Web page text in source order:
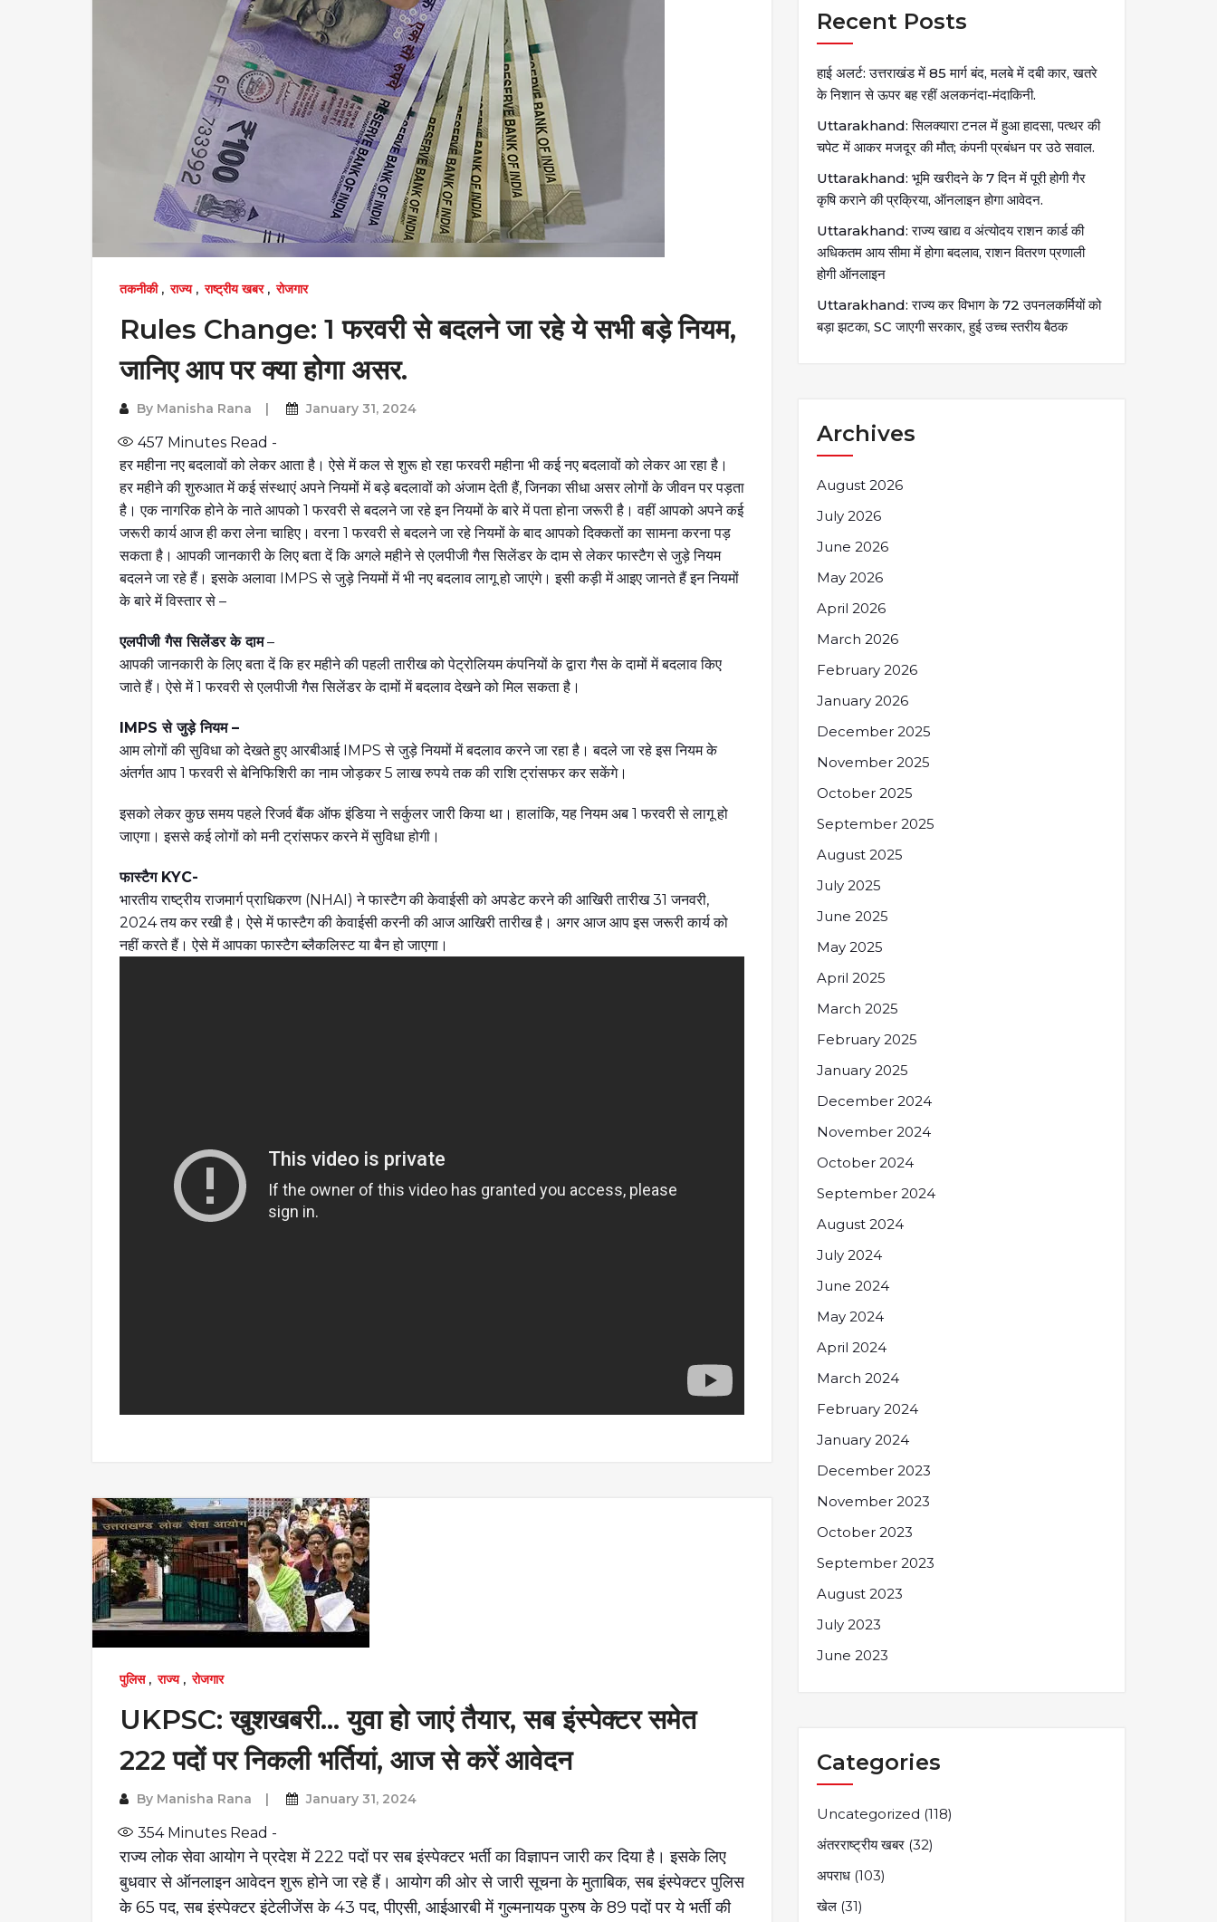
तकनीकी, राज्य, राष्ट्रीय खबर, रोजगार
Rules Change: 1 फरवरी से बदलने जा रहे ये सभी बड़े नियम,
जानिए आप पर क्या होगा असर.
By Manisha Rana January 31, 2024
457 Minutes Read -
हर महीना नए बदलावों को लेकर आता है। ऐसे में कल से शुरू हो रहा फरवरी महीना भी कई नए बदलावों को लेकर आ रहा है।
हर महीने की शुरुआत में कई संस्थाएं अपने नियमों में बड़े बदलावों को अंजाम देती हैं, जिनका सीधा असर लोगों के जीवन पर पड़ता
है। एक नागरिक होने के नाते आपको 1 फरवरी से बदलने जा रहे इन नियमों के बारे में पता होना जरूरी है। वहीं आपको अपने कई
जरूरी कार्य आज ही करा लेना चाहिए। वरना 1 फरवरी से बदलने जा रहे नियमों के बाद आपको दिक्कतों का सामना करना पड़
सकता है। आपकी जानकारी के लिए बता दें कि अगले महीने से एलपीजी गैस सिलेंडर के दाम से लेकर फास्टैग से जुड़े नियम
बदलने जा रहे हैं। इसके अलावा IMPS से जुड़े नियमों में भी नए बदलाव लागू हो जाएंगे। इसी कड़ी में आइए जानते हैं इन नियमों
के बारे में विस्तार से –
एलपीजी गैस सिलेंडर के दाम–
आपकी जानकारी के लिए बता दें कि हर महीने की पहली तारीख को पेट्रोलियम कंपनियों के द्वारा गैस के दामों में बदलाव किए
जाते हैं। ऐसे में 1 फरवरी से एलपीजी गैस सिलेंडर के दामों में बदलाव देखने को मिल सकता है।
IMPS से जुड़े नियम –
आम लोगों की सुविधा को देखते हुए आरबीआई IMPS से जुड़े नियमों में बदलाव करने जा रहा है। बदले जा रहे इस नियम के
अंतर्गत आप 1 फरवरी से बेनिफिशिरी का नाम जोड़कर 5 लाख रुपये तक की राशि ट्रांसफर कर सकेंगे।
इसको लेकर कुछ समय पहले रिजर्व बैंक ऑफ इंडिया ने सर्कुलर जारी किया था। हालांकि, यह नियम अब 1 फरवरी से लागू हो
जाएगा। इससे कई लोगों को मनी ट्रांसफर करने में सुविधा होगी।
फास्टैग KYC-
भारतीय राष्ट्रीय राजमार्ग प्राधिकरण (NHAI) ने फास्टैग की केवाईसी को अपडेट करने की आखिरी तारीख 31 जनवरी,
2024 तय कर रखी है। ऐसे में फास्टैग की केवाईसी करनी की आज आखिरी तारीख है। अगर आज आप इस जरूरी कार्य को
नहीं करते हैं। ऐसे में आपका फास्टैग ब्लैकलिस्ट या बैन हो जाएगा।
पुलिस, राज्य, रोजगार
UKPSC: खुशखबरी… युवा हो जाएं तैयार, सब इंस्पेक्टर समेत
222 पदों पर निकली भर्तियां, आज से करें आवेदन
By Manisha Rana January 31, 2024
354Minutes Read -
राज्य लोक सेवा आयोग ने प्रदेश में 222 पदों पर सब इंस्पेक्टर भर्ती का विज्ञापन जारी कर दिया है। इसके लिए
बुधवार से ऑनलाइन आवेदन शुरू होने जा रहे हैं। आयोग की ओर से जारी सूचना के मुताबिक, सब इंस्पेक्टर पुलिस
के 65 पद, सब इंस्पेक्टर इंटेलीजेंस के 43 पद, पीएसी, आईआरबी में गुल्मनायक पुरुष के 89 पदों पर ये भर्ती की
Recent Posts
हाई अलर्ट: उत्तराखंड में 85 मार्ग बंद, मलबे में दबी कार, खतरे
के निशान से ऊपर बह रहीं अलकनंदा-मंदाकिनी.
Uttarakhand: सिलक्यारा टनल में हुआ हादसा, पत्थर की
चपेट में आकर मजदूर की मौत; कंपनी प्रबंधन पर उठे सवाल.
Uttarakhand: भूमि खरीदने के 7 दिन में पूरी होगी गैर
कृषि कराने की प्रक्रिया, ऑनलाइन होगा आवेदन.
Uttarakhand: राज्य खाद्य व अंत्योदय राशन कार्ड की
अधिकतम आय सीमा में होगा बदलाव, राशन वितरण प्रणाली
होगी ऑनलाइन
Uttarakhand: राज्य कर विभाग के 72 उपनलकर्मियों को
बड़ा झटका, SC जाएगी सरकार, हुई उच्च स्तरीय बैठक
Archives
August 2026
July 2026
June 2026
May 2026
April 2026
March 2026
February 2026
January 2026
December 2025
November 2025
October 2025
September 2025
August 2025
July 2025
June 2025
May 2025
April 2025
March 2025
February 2025
January 2025
December 2024
November 2024
October 2024
September 2024
August 2024
July 2024
June 2024
May 2024
April 2024
March 2024
February 2024
January 2024
December 2023
November 2023
October 2023
September 2023
August 2023
July 2023
June 2023
Categories
Uncategorized (118)
अंतरराष्ट्रीय खबर (32)
अपराध (103)
खेल (31)